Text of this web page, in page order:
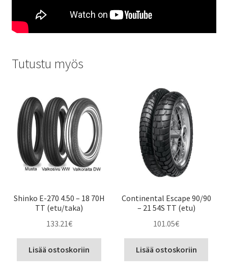
Tutustu myös
Shinko E-270 4.50 – 18 70H
TT (etu/taka)
133.21€
Lisää ostoskoriin
Continental Escape 90/90
– 21 54S TT (etu)
101.05€
Lisää ostoskoriin